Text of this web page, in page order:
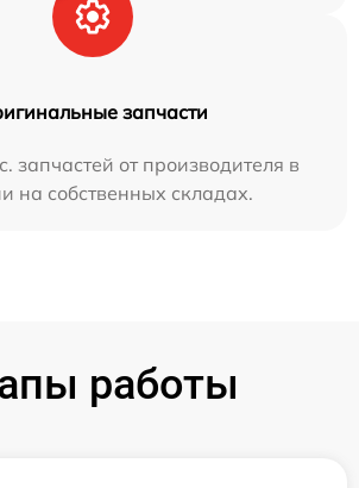
запчасти
запчастей от производителя в
на собственных складах.
работы